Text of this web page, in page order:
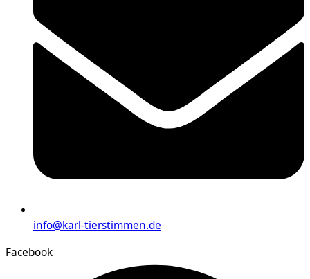
info@karl-tierstimmen.de
Facebook